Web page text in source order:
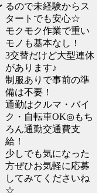
るので未経験からス
タートでも安心☆
モクモク作業で重い
モノも基本なし！
3交替だけど大型連休
があります♪
制服ありで事前の準
備は不要！
通勤はクルマ・バイ
ク・自転車OK◎もち
ろん通勤交通費支
給！
少しでも気になった
方ぜひお気軽に応募
してみてくださいね
☆